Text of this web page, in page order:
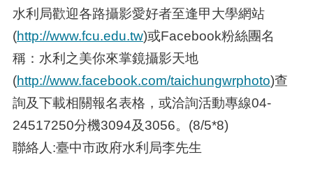
水利局歡迎各路攝影愛好者至逢甲大學網站
(http://www.fcu.edu.tw)或Facebook粉絲團名
稱：水利之美你來掌鏡攝影天地
(http://www.facebook.com/taichungwrphoto)查
詢及下載相關報名表格，或洽詢活動專線04-
24517250分機3094及3056。(8/5*8)
聯絡人:臺中市政府水利局李先生